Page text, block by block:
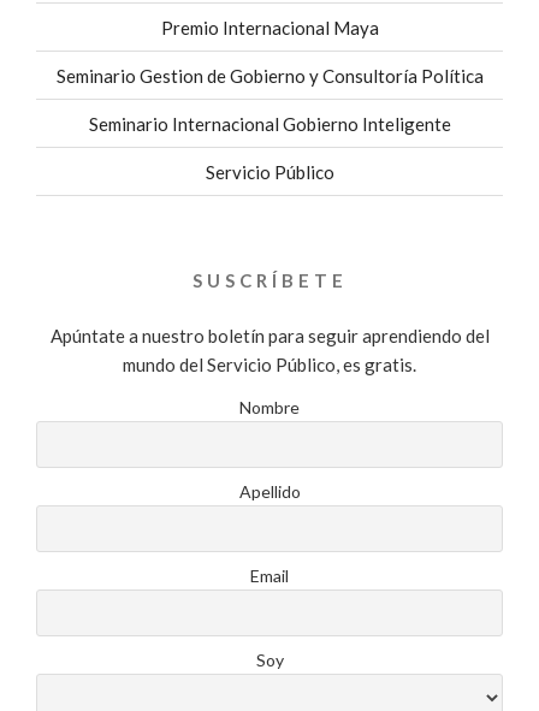
Premio Internacional Maya
Seminario Gestion de Gobierno y Consultoría Política
Seminario Internacional Gobierno Inteligente
Servicio Público
SUSCRÍBETE
Apúntate a nuestro boletín para seguir aprendiendo del
mundo del Servicio Público, es gratis.
Nombre
Apellido
Email
Soy